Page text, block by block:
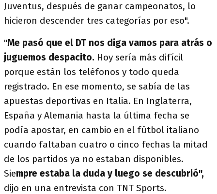
Juventus, después de ganar campeonatos, lo
hicieron descender tres categorías por eso".
"Me pasó que el DT nos diga vamos para atrás o
juguemos despacito. Hoy sería más difícil
porque están los teléfonos y todo queda
registrado. En ese momento, se sabía de las
apuestas deportivas en Italia. En Inglaterra,
España y Alemania hasta la última fecha se
podía apostar, en cambio en el fútbol italiano
cuando faltaban cuatro o cinco fechas la mitad
de los partidos ya no estaban disponibles.
Siempre estaba la duda y luego se descubrió",
dijo en una entrevista con TNT Sports.